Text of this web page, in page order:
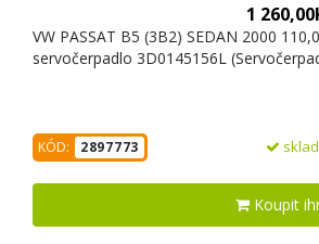
1
VW PASSAT B5 (3B2) SEDAN 2000
servočerpadlo 3D0145156L
KÓD: 2897773
Koupit